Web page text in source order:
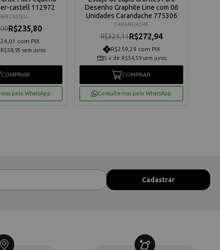
castell 112972
CASTELL
R$235,80
com PIX
R$58,95 sem juros
COMPRAR
nos pelo WhatsApp
Desenho Graphite Line com 06
Unidades Carandache 775306
CARANDACHE
R$321,11R$272,94
R$259,29 com PIX
5 x de R$54,59 sem juros
COMPRAR
Consulte-nos pelo WhatsApp